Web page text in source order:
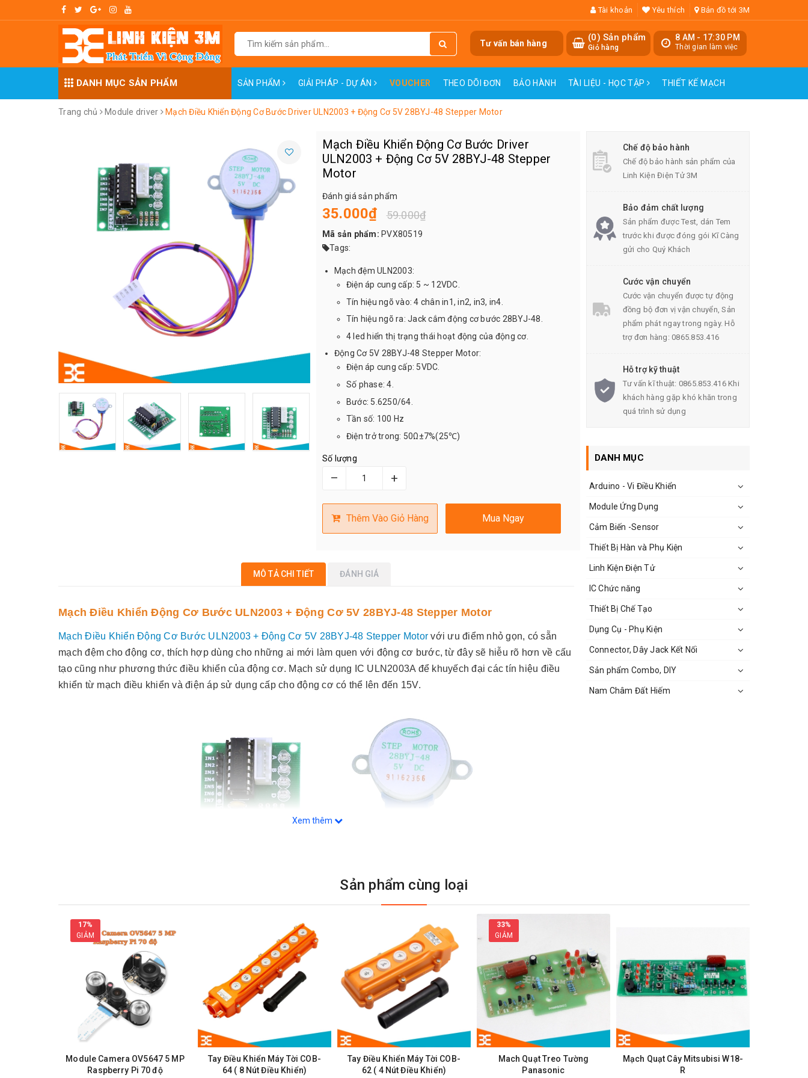
Tài khoản Yêu thích Bản đồ tới 3M
8 AM - 17:30 PM
Thời gian làm việc
(0) Sản phẩm
Giỏ hàng
Tư vấn bán hàng
DANH MỤC SẢN PHẨM SẢN PHẨM GIẢI PHÁP - DỰ ÁN VOUCHER THEO DÕI ĐƠN BẢO HÀNH TÀI LIỆU - HỌC TẬP THIẾT KẾ MẠCH
Trang chủ Module driver Mạch Điều Khiển Động Cơ Bước Driver ULN2003 + Động Cơ 5V 28BYJ-48 Stepper Motor
Mạch Điều Khiển Động Cơ Bước Driver
ULN2003 + Động Cơ 5V 28BYJ-48 Stepper
Motor
Đánh giá sản phẩm
35.000₫ 59.000₫
Mã sản phẩm: PVX80519
Tags:
Mạch đệm ULN2003:
Điện áp cung cấp: 5 ~ 12VDC.
Tín hiệu ngõ vào: 4 chân in1, in2, in3, in4.
Tín hiệu ngõ ra: Jack cắm động cơ bước 28BYJ-48.
4 led hiển thị trạng thái hoạt động của động cơ.
Động Cơ 5V 28BYJ-48 Stepper Motor:
Điện áp cung cấp: 5VDC.
Số phase: 4.
Bước: 5.6250/64.
Tần số: 100 Hz
Điện trở trong: 50Ω±7%(25℃)
Số lượng
– +
Thêm Vào Giỏ Hàng Mua Ngay
MÔ TẢ CHI TIẾT ĐÁNH GIÁ
Mạch Điều Khiển Động Cơ Bước ULN2003 + Động Cơ 5V 28BYJ-48 Stepper Motor
Mạch Điều Khiển Động Cơ Bước ULN2003 + Động Cơ 5V 28BYJ-48 Stepper Motorvới ưu điểm nhỏ gọn, có sẵn
mạch đệm cho động cơ, thích hợp dùng cho những ai mới làm quen với động cơ bước, từ đây sẽ hiễu rõ hơn về cấu
tạo cũng như phương thức điều khiển của động cơ. Mạch sử dụng IC ULN2003A để khuyếch đại các tín hiệu điều
khiển từ mạch điều khiển và điện áp sử dụng cấp cho động cơ có thể lên đến 15V.
Mạch Điều Khiển Động Cơ Bước ULN2003 + Động Cơ 5V 28BYJ-48 Stepper Motor
Thông Số Kĩ Thuật:
Xem thêm
Chế độ bảo hành
Chế độ bảo hành sản phẩm của
Linh Kiện Điện Tử 3M
Bảo đảm chất lượng
Sản phẩm được Test, dán Tem
trước khi được đóng gói Kĩ Càng
gửi cho Quý Khách
Cước vận chuyển
Cước vận chuyển được tự động
đồng bộ đơn vị vận chuyển, Sản
phẩm phát ngay trong ngày. Hỗ
trợ đơn hàng: 0865.853.416
Hỗ trợ kỹ thuật
Tư vấn kĩ thuật: 0865.853.416 Khi
khách hàng gặp khó khăn trong
quá trình sử dụng
DANH MỤC
Arduino - Vi Điều Khiển
Module Ứng Dụng
Cảm Biến -Sensor
Thiết Bị Hàn và Phụ Kiện
Linh Kiện Điện Tử
IC Chức năng
Thiết Bị Chế Tạo
Dụng Cụ - Phụ Kiện
Connector, Dây Jack Kết Nối
Sản phẩm Combo, DIY
Nam Châm Đất Hiếm
Sản phẩm cùng loại
17%
GIẢM
Module Camera OV5647 5 MP
Raspberry Pi 70 độ
Tay Điều Khiển Máy Tời COB-
64 ( 8 Nút Điều Khiển)
Tay Điều Khiển Máy Tời COB-
62 ( 4 Nút Điều Khiển)
33%
GIẢM
Mach Quạt Treo Tường
Panasonic
Mạch Quạt Cây Mitsubisi W18-
R